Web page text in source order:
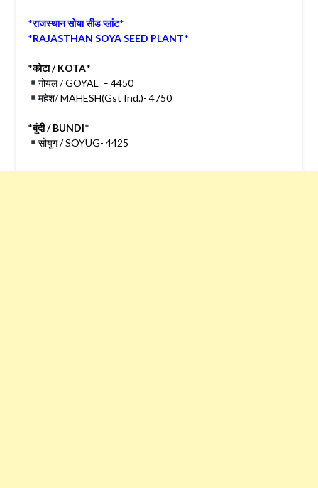
*राजस्थान सोया सीड प्लांट*
*RAJASTHAN SOYA SEED PLANT*
*कोटा / KOTA*
गोयल / GOYAL – 4450
महेश/ MAHESH(Gst Ind.)- 4750
*बूंदी / BUNDI*
सोयुग / SOYUG- 4425